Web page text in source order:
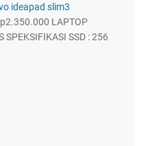
ideapad slim3
LAPTOP
SPEKSIFIKASI SSD : 256